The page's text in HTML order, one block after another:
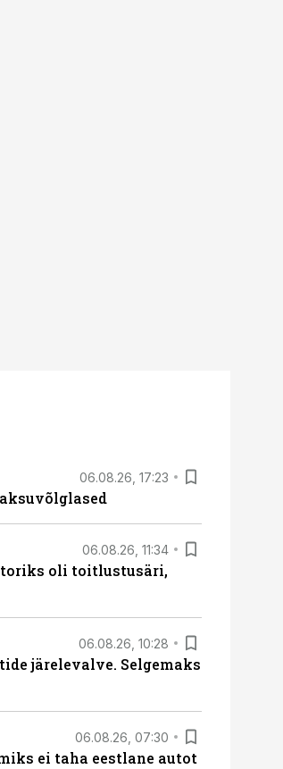
06.08.26, 17:23
06.08.26, 11:34
oli toitlustusäri,
06.08.26, 10:28
järelevalve. Selgemaks
06.08.26, 07:30
ei taha eestlane autot